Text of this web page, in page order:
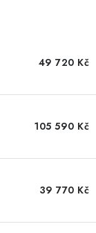
49 720 Kč
105 590 Kč
39 770 Kč